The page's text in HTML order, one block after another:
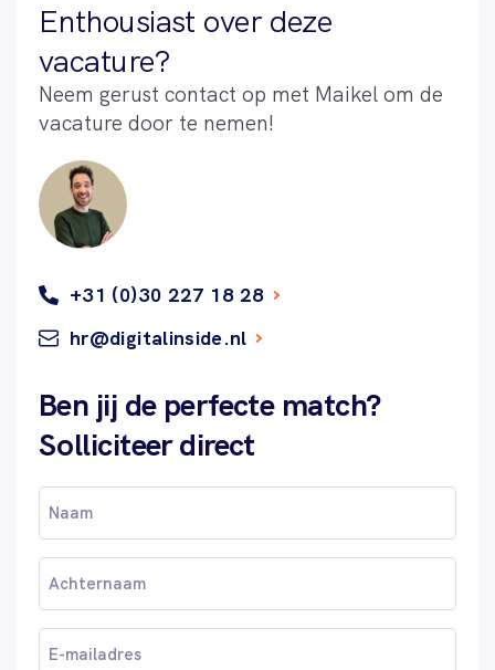
Enthousiast over deze
vacature?
Neem gerust contact op met Maikel om de
vacature door te nemen!
+31 (0)30 227 18 28
hr@digitalinside.nl
Ben jij de perfecte match?
Solliciteer direct